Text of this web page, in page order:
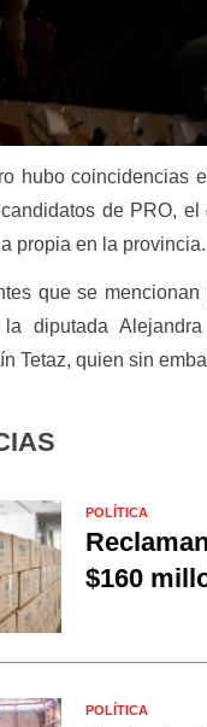
hubo coincidencias
de PRO,
propia en la provincia.
que se
la diputada
Tetaz, quien sin
POLÍTICA
$160
POLÍTICA